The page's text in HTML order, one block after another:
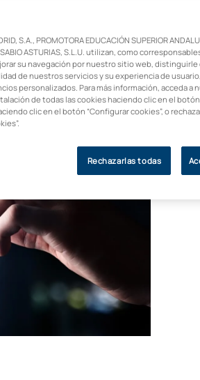
disciplina puede abrirte
S.A., PROMOTORA EDUCACIÓN SUPERIOR
SABIO ASTURIAS, S.L.U. utilizan, como
su navegación por nuestro sitio web,
de nuestros servicios y su experiencia de
personalizados. Para más información, acceda a
de todas las cookies haciendo clic en el botón
clic en el botón “Configurar cookies”, o
Rechazarlas todas